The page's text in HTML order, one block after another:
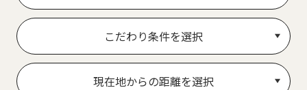
こだわり条件を選択
現在地からの距離を選択